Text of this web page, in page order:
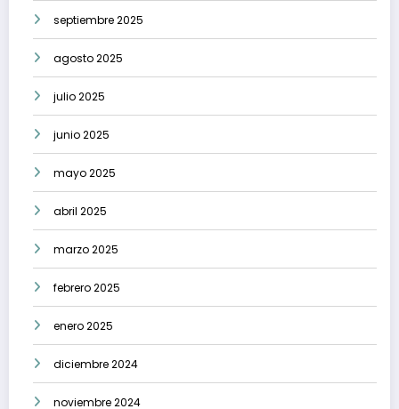
septiembre 2025
agosto 2025
julio 2025
junio 2025
mayo 2025
abril 2025
marzo 2025
febrero 2025
enero 2025
diciembre 2024
noviembre 2024